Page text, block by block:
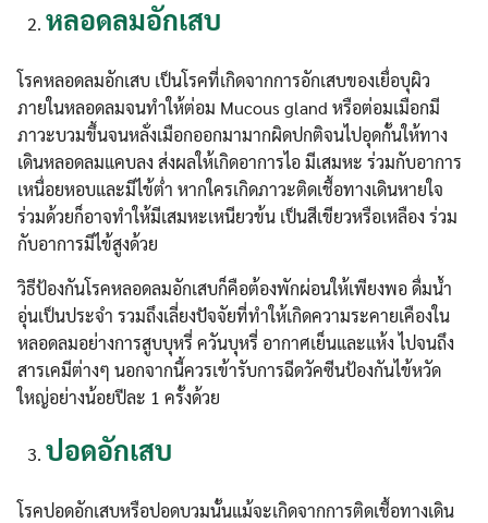
หลอดลมอักเสบ
โรคหลอดลมอักเสบ เป็นโรคที่เกิดจากการอักเสบของเยื่อบุผิว
ภายในหลอดลมจนทำให้ต่อม Mucous gland หรือต่อมเมือกมี
ภาวะบวมขึ้นจนหลั่งเมือกออกมามากผิดปกติจนไปอุดกั้นให้ทาง
เดินหลอดลมแคบลง ส่งผลให้เกิดอาการไอ มีเสมหะ ร่วมกับอาการ
เหนื่อยหอบและมีไข้ต่ำ หากใครเกิดภาวะติดเชื้อทางเดินหายใจ
ร่วมด้วยก็อาจทำให้มีเสมหะเหนียวข้น เป็นสีเขียวหรือเหลือง ร่วม
กับอาการมีไข้สูงด้วย
วิธีป้องกันโรคหลอดลมอักเสบก็คือต้องพักผ่อนให้เพียงพอ ดื่มน้ำ
อุ่นเป็นประจำ รวมถึงเลี่ยงปัจจัยที่ทำให้เกิดความระคายเคืองใน
หลอดลมอย่างการสูบบุหรี่ ควันบุหรี่ อากาศเย็นและแห้ง ไปจนถึง
สารเคมีต่างๆ นอกจากนี้ควรเข้ารับการฉีดวัคซีนป้องกันไข้หวัด
ใหญ่อย่างน้อยปีละ 1 ครั้งด้วย
ปอดอักเสบ
โรคปอดอักเสบหรือปอดบวมนั้นแม้จะเกิดจากการติดเชื้อทางเดิน